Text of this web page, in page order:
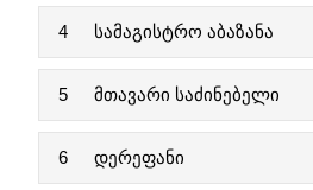
4 სამაგისტრო აბაზანა
5 მთავარი საძინებელი
6 დერეფანი